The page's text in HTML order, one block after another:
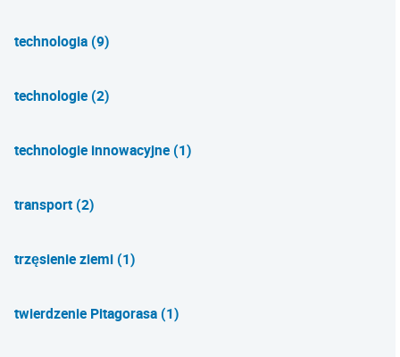
technologia (9)
technologie (2)
technologie innowacyjne (1)
transport (2)
trzęsienie ziemi (1)
twierdzenie Pitagorasa (1)